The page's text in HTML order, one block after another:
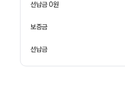
선납금 0원
보증금
선납금